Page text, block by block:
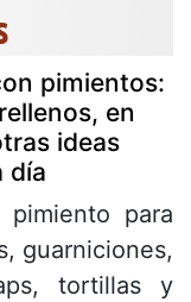
pimientos:
en
ideas
día
pimiento para
guarniciones,
tortillas y